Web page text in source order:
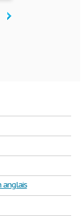
anglais